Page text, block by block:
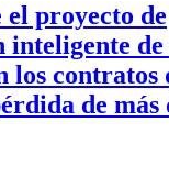
el proyecto de
inteligente
los contratos
de más